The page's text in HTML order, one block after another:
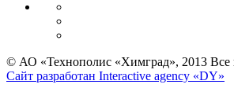
© АО «Технополис «Химград», 2013 Все
Сайт разработан Interactive agency «DY»